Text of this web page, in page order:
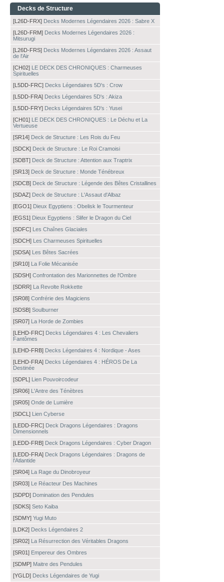
Decks de Structure
[L26D-FRX] Decks Modernes Légendaires 2026 : Sabre X
[L26D-FRM] Decks Modernes Légendaires 2026 :
Mitsurugi
[L26D-FRS] Decks Modernes Légendaires 2026 : Assaut
de l'Air
[CH02] LE DECK DES CHRONIQUES : Charmeuses
Spirituelles
[L5DD-FRC] Decks Légendaires 5D's : Crow
[L5DD-FRA] Decks Légendaires 5D's : Akiza
[L5DD-FRY] Decks Légendaires 5D's : Yusei
[CH01] LE DECK DES CHRONIQUES : Le Déchu et La
Vertueuse
[SR14] Deck de Structure : Les Rois du Feu
[SDCK] Deck de Structure : Le Roi Cramoisi
[SDBT] Deck de Structure : Attention aux Traptrix
[SR13] Deck de Structure : Monde Ténébreux
[SDCB] Deck de Structure : Légende des Bêtes Cristallines
[SDAZ] Deck de Structure : L'Assaut d'Albaz
[EGO1] Dieux Egyptiens : Obelisk le Tourmenteur
[EGS1] Dieux Egyptiens : Slifer le Dragon du Ciel
[SDFC] Les Chaînes Glaciales
[SDCH] Les Charmeuses Spirituelles
[SDSA] Les Bêtes Sacrées
[SR10] La Folie Mécanisée
[SDSH] Confrontation des Marionnettes de l'Ombre
[SDRR] La Revolte Rokkette
[SR08] Confrérie des Magiciens
[SDSB] Soulburner
[SR07] La Horde de Zombies
[LEHD-FRC] Decks Légendaires 4 : Les Chevaliers
Fantômes
[LEHD-FRB] Decks Légendaires 4 : Nordique - Ases
[LEHD-FRA] Decks Légendaires 4 : HÉROS De La
Destinée
[SDPL] Lien Pouvoircodeur
[SR06] L'Antre des Ténèbres
[SR05] Onde de Lumière
[SDCL] Lien Cyberse
[LEDD-FRC] Deck Dragons Légendaires : Dragons
Dimensionnels
[LEDD-FRB] Deck Dragons Légendaires : Cyber Dragon
[LEDD-FRA] Deck Dragons Légendaires : Dragons de
l'Atlantide
[SR04] La Rage du Dinobroyeur
[SR03] Le Réacteur Des Machines
[SDPD] Domination des Pendules
[SDKS] Seto Kaiba
[SDMY] Yugi Muto
[LDK2] Decks Légendaires 2
[SR02] La Résurrection des Véritables Dragons
[SR01] Empereur des Ombres
[SDMP] Maitre des Pendules
[YGLD] Decks Légendaires de Yugi